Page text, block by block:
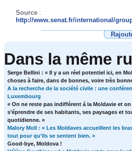
Source :
http://www.senat.fr/international/
Dans la même
Serge Bellini : « Il y a un réel potentiel ici, en
choses à faire, dans de bonnes, voire très
A la recherche de la société civile : une
Luxembourg
« On ne reste pas indifférent á la Moldavie et
s’éprendre de ses habitants, ses paysages et
quotidienne. »
Malory Moll : « Les Moldaves accueillent les
tout pour qu’ils se sentent bien. »
Good-bye, Moldova !